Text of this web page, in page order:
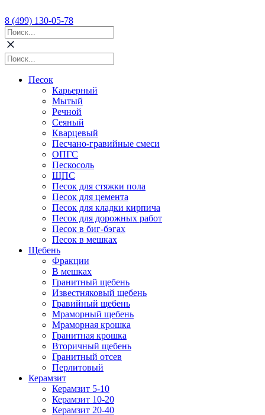
8 (499) 130-05-78
Песок
Карьерный
Мытый
Речной
Сеяный
Кварцевый
Песчано-гравийные смеси
ОПГС
Пескосоль
ЩПС
Песок для стяжки пола
Песок для цемента
Песок для кладки кирпича
Песок для дорожных работ
Песок в биг-бэгах
Песок в мешках
Щебень
Фракции
В мешках
Гранитный щебень
Известняковый щебень
Гравийный щебень
Мраморный щебень
Мраморная крошка
Гранитная крошка
Вторичный щебень
Гранитный отсев
Перлитовый
Керамзит
Керамзит 5-10
Керамзит 10-20
Керамзит 20-40